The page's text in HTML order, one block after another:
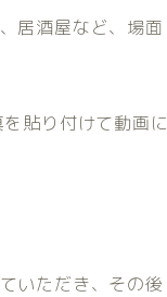
居酒屋など、場面
貼り付けて動画に
いただき、その後